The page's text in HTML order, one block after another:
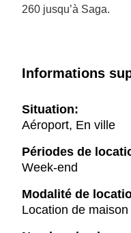
260 jusqu’à Saga.
Informations
Situation:
Aéroport, En ville
Périodes de
Week-end
Modalité de
Location de